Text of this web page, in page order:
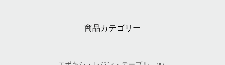
商品カテゴリー